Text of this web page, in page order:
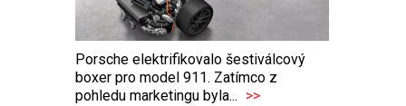
Porsche elektrifikovalo šestiválcový
boxer pro model 911. Zatímco z
pohledu marketingu byla... >>